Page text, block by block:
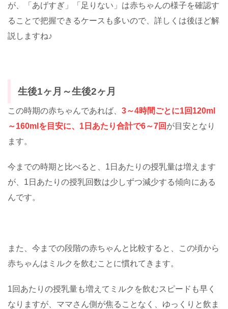
が、「あげすぎ」「足りない」は赤ちゃんの様子を確認す
ることで把握できるケースも多いので、詳しくは後ほど解
説しますね♪
生後1ヶ月～生後2ヶ月
この時期の赤ちゃんであれば、 3～4時間ごとに1回120ml
～160mlを目安に、1日あたり合計で6～7回 が目安となり
ます。
今までの時期と比べると、1日あたりの授乳量は増えます
が、1日あたりの授乳回数は少しずつ減少する傾向にある
んです。
また、今までの段階の赤ちゃんと比較すると、この頃から
赤ちゃんはミルクを飲むことに慣れてきます。
1回あたりの授乳量も増えてミルクを飲むスピードも早く
なりますが、ママさん側が焦ることなく、ゆっくりと飲ま